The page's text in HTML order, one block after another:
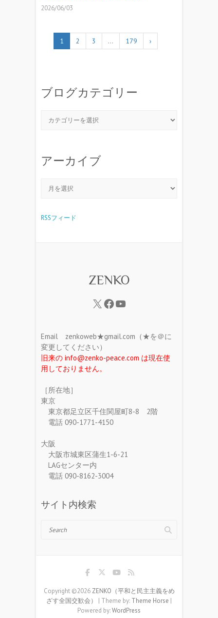
2026/06/03
1 2 3 … 179 ›
ブログカテゴリー
アーカイブ
RSSフィード
ZENKO
Email zenkoweb★gmail.com（★を＠に
変更してください）
旧来の info@zenko-peace.com は現在使
用しておりません。
［所在地］
東京
東京都足立区千住関屋町8-8 2階
電話 090-1771-4150
大阪
大阪市城東区蒲生1-6-21
LAGセンター内
電話 090-8162-3004
サイト内検索
Search
Copyright ©2026 ZENKO（平和と民主主義をめ
ざす全国交歓会）
| Theme by: Theme Horse |
Powered by:WordPress